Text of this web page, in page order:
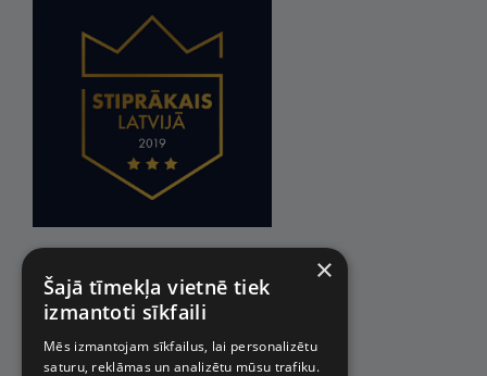
×
Šajā tīmekļa vietnē tiek
izmantoti sīkfaili
Mēs izmantojam sīkfailus, lai personalizētu
saturu, reklāmas un analizētu mūsu trafiku.